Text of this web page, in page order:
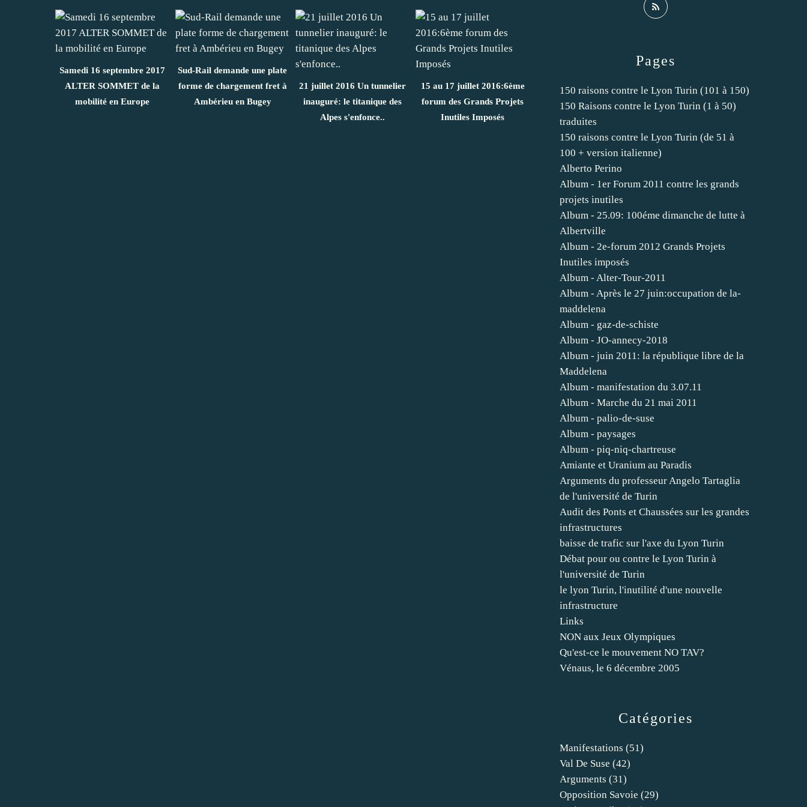
Samedi 16 septembre 2017
ALTER SOMMET de la
mobilité en Europe
Sud-Rail demande une plate
forme de chargement fret à
Ambérieu en Bugey
21 juillet 2016 Un tunnelier
inauguré: le titanique des
Alpes s'enfonce..
15 au 17 juillet 2016:6ème
forum des Grands Projets
Inutiles Imposés
Catégories
Manifestations (51)
Val De Suse (42)
Arguments (31)
Opposition Savoie (29)
Pages
150 raisons contre le Lyon Turin (101 à 150)
150 Raisons contre le Lyon Turin (1 à 50)
traduites
150 raisons contre le Lyon Turin (de 51 à
100 + version italienne)
Alberto Perino
Album - 1er Forum 2011 contre les grands
projets inutiles
Album - 25.09: 100éme dimanche de lutte à
Albertville
Album - 2e-forum 2012 Grands Projets
Inutiles imposés
Album - Alter-Tour-2011
Album - Après le 27 juin:occupation de la-
maddelena
Album - gaz-de-schiste
Album - JO-annecy-2018
Album - juin 2011: la république libre de la
Maddelena
Album - manifestation du 3.07.11
Album - Marche du 21 mai 2011
Album - palio-de-suse
Album - paysages
Album - piq-niq-chartreuse
Amiante et Uranium au Paradis
Arguments du professeur Angelo Tartaglia
de l'université de Turin
Audit des Ponts et Chaussées sur les grandes
infrastructures
baisse de trafic sur l'axe du Lyon Turin
Débat pour ou contre le Lyon Turin à
l'université de Turin
le lyon Turin, l'inutilité d'une nouvelle
infrastructure
Links
NON aux Jeux Olympiques
Qu'est-ce le mouvement NO TAV?
Vénaus, le 6 décembre 2005